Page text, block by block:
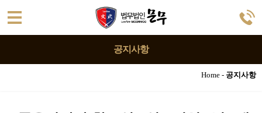
공지사항
Home - 공지사항